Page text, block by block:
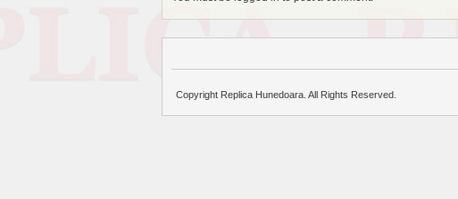
Copyright Replica Hunedoara. All Rights Reserved.